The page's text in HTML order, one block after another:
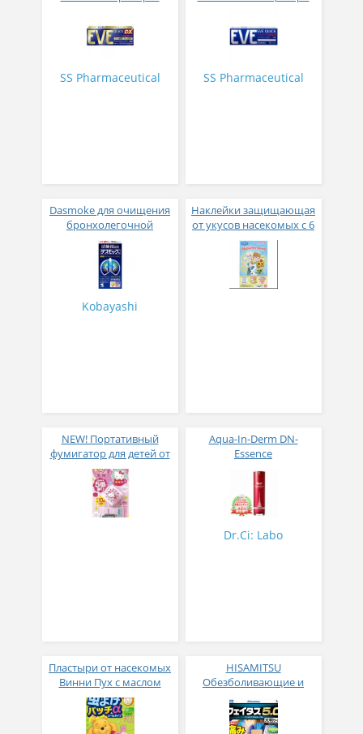
QUICK DX от головной
боли
SS Pharmaceutical
QUICK № 20
SS Pharmaceutical
Dasmoke для очищения
бронхолегочной
системы 80 таблеток
Kobayashi
Наклейки защищающая
от укусов насекомых с 6
месяцев Холодное
сердце
NEW! Портативный
фумигатор для детей от
0 Vape от комаров и
мошек
Aqua-In-Derm DN-
Essence
Dr.Ci: Labo
Пластыри от насекомых
Винни Пух с маслом
лимонного эвкалипта
защита 12 часов № 24
HISAMITSU
Обезболивающие и
противовоспалительные
пластыри длительного
действия 14 шт